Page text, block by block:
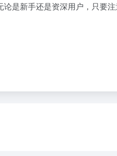
是新手还是资深用户，只要